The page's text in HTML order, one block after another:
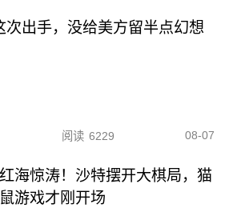
次出手，没给美方留半点幻想
阅读 6229 08-07
红海惊涛！沙特摆开大棋局，猫
鼠游戏才刚开场